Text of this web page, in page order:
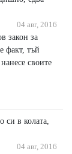
04 авг, 2016
закон за
факт, тъй
своите
си в колата,
04 авг, 2016